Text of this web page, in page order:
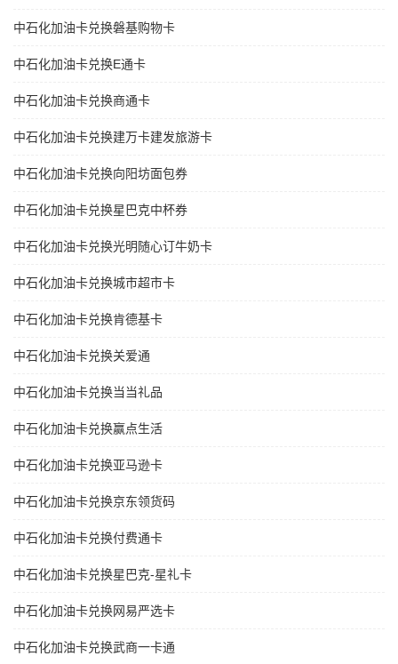
中石化加油卡兑换磐基购物卡
中石化加油卡兑换E通卡
中石化加油卡兑换商通卡
中石化加油卡兑换建万卡建发旅游卡
中石化加油卡兑换向阳坊面包券
中石化加油卡兑换星巴克中杯券
中石化加油卡兑换光明随心订牛奶卡
中石化加油卡兑换城市超市卡
中石化加油卡兑换肯德基卡
中石化加油卡兑换关爱通
中石化加油卡兑换当当礼品
中石化加油卡兑换赢点生活
中石化加油卡兑换亚马逊卡
中石化加油卡兑换京东领货码
中石化加油卡兑换付费通卡
中石化加油卡兑换星巴克-星礼卡
中石化加油卡兑换网易严选卡
中石化加油卡兑换武商一卡通